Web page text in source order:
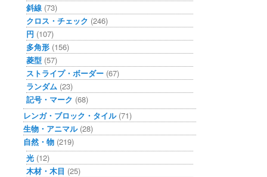
斜線 (73)
クロス・チェック (246)
円 (107)
多角形 (156)
菱型 (57)
ストライプ・ボーダー (67)
ランダム (23)
記号・マーク (68)
レンガ・ブロック・タイル(71)
生物・アニマル(28)
自然・物 (219)
光 (12)
木材・木目 (25)